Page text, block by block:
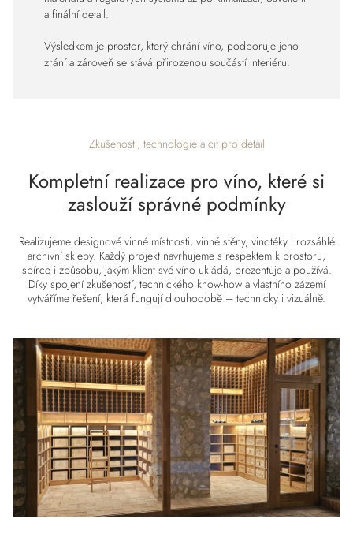
a finální detail.
Výsledkem je prostor, který chrání víno, podporuje jeho
zrání a zároveň se stává přirozenou součástí interiéru.
Zkušenosti, technologie a cit pro detail
Kompletní realizace pro víno, které si
zaslouží správné podmínky
Realizujeme designové vinné místnosti, vinné stěny, vinotéky i rozsáhlé
archivní sklepy. Každý projekt navrhujeme s respektem k prostoru,
sbírce i způsobu, jakým klient své víno ukládá, prezentuje a používá.
Díky spojení zkušeností, technického know-how a vlastního zázemí
vytváříme řešení, která fungují dlouhodobě – technicky i vizuálně.